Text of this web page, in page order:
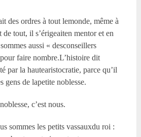
ordres à tout lemonde, même à
tout, il s’érigeaiten mentor et en
aussi « desconseillers
faire nombre.L’histoire dit
par la hautearistocratie, parce qu’il
gens de lapetite noblesse.
c’est nous.
sommes les petits vassauxdu roi :